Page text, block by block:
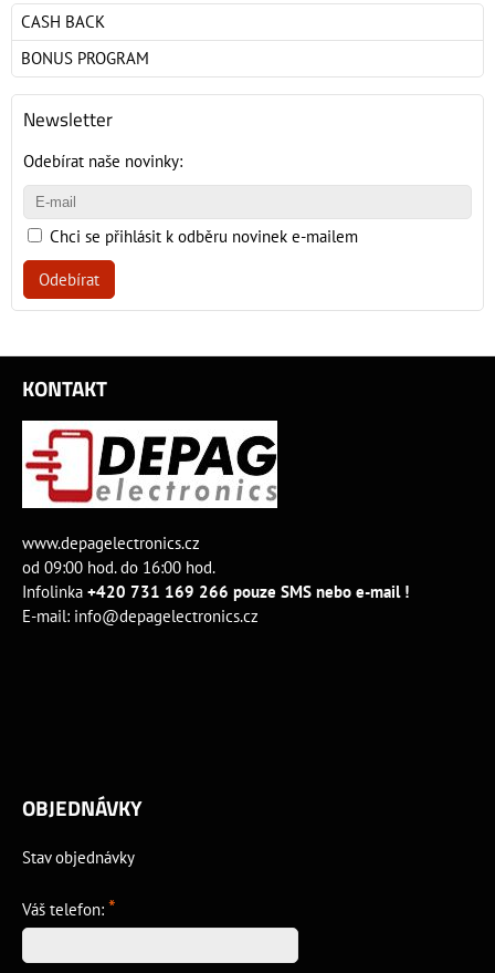
CASH BACK
BONUS PROGRAM
Newsletter
Odebírat naše novinky:
Chci se přihlásit k odběru novinek e-mailem
Odebírat
KONTAKT
www.depagelectronics.cz
od 09:00 hod. do 16:00 hod.
Infolinka +420 731 169 266 pouze SMS nebo e-mail !
E-mail: info@depagelectronics.cz
OBJEDNÁVKY
Stav objednávky
Váš telefon: *